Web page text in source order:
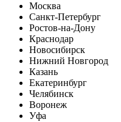
Москва
Санкт-Петербург
Ростов-на-Дону
Краснодар
Новосибирск
Нижний Новгород
Казань
Екатеринбург
Челябинск
Воронеж
Уфа